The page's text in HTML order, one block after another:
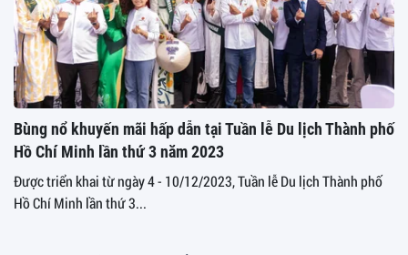
Bùng nổ khuyến mãi hấp dẫn tại Tuần lễ Du lịch Thành phố
Hồ Chí Minh lần thứ 3 năm 2023
Được triển khai từ ngày 4 - 10/12/2023, Tuần lễ Du lịch Thành phố
Hồ Chí Minh lần thứ 3...